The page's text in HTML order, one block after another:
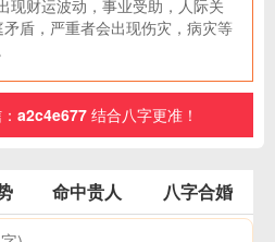
现财运波动，事业受助，人际关
盾，严重者会出现伤灾，病灾等
a2c4e677 结合八字更准！
命中贵人 八字合婚